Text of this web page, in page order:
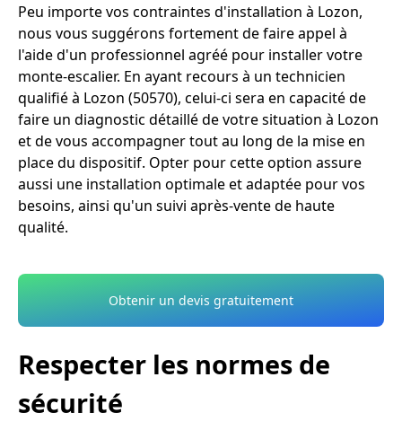
Peu importe vos contraintes d'installation à Lozon,
nous vous suggérons fortement de faire appel à
l'aide d'un professionnel agréé pour installer votre
monte-escalier. En ayant recours à un technicien
qualifié à Lozon (50570), celui-ci sera en capacité de
faire un diagnostic détaillé de votre situation à Lozon
et de vous accompagner tout au long de la mise en
place du dispositif. Opter pour cette option assure
aussi une installation optimale et adaptée pour vos
besoins, ainsi qu'un suivi après-vente de haute
qualité.
Obtenir un devis gratuitement
Respecter les normes de
sécurité